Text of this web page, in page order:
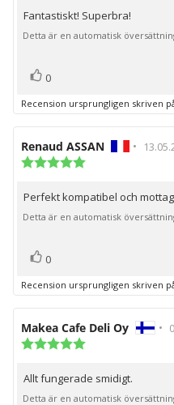
5
stjärnor
Recensionstext:
Fantastiskt! Superbra!
Detta är en automatisk
Rösta
0
Recension ursprungligen skriven
Recensionsförfattare:
Renaud ASSAN •
5
stjärnor
Recensionstext:
Perfekt kompatibel och
Detta är en automatisk
Rösta
0
Recension ursprungligen skriven
Recensionsförfattare:
Makea Cafe Deli Oy •
5
stjärnor
Recensionstext:
Allt fungerade smidigt.
Detta är en automatisk